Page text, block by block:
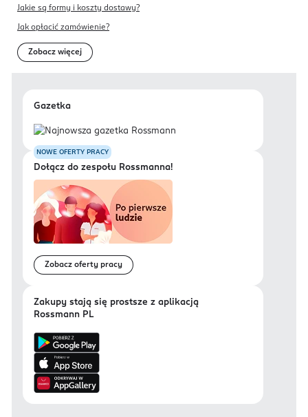
Jakie są formy i koszty dostawy?
Jak opłacić zamówienie?
Zobacz więcej
Gazetka
NOWE OFERTY PRACY
Dołącz do zespołu Rossmanna!
Zobacz oferty pracy
Zakupy stają się prostsze z aplikacją
Rossmann PL